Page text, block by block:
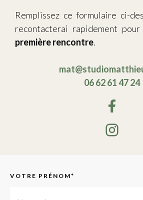
Remplissez ce formulaire ci-
recontacterai rapidement pour
première rencontre.
06 62 61 47 24
VOTRE PRÉNOM*